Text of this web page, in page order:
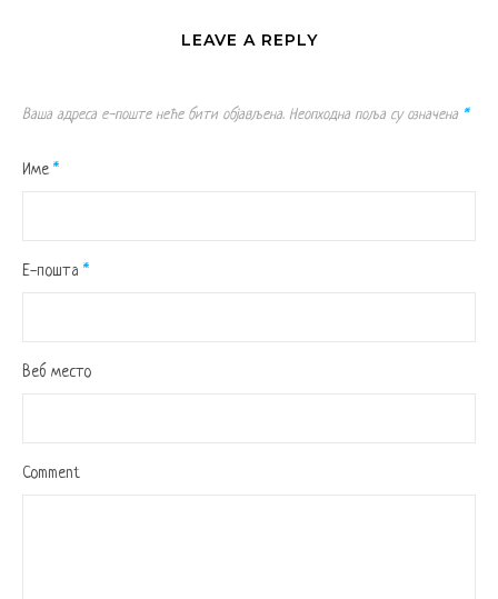
LEAVE A REPLY
Ваша адреса е-поште неће бити објављена. Неопходна поља су означена *
Име *
Е-пошта *
Веб место
Comment